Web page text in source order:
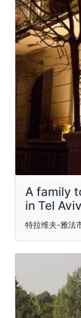
A family
in Tel Aviv
特拉维夫-雅法